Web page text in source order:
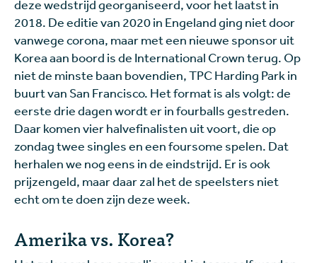
deze wedstrijd georganiseerd, voor het laatst in
2018. De editie van 2020 in Engeland ging niet door
vanwege corona, maar met een nieuwe sponsor uit
Korea aan boord is de International Crown terug. Op
niet de minste baan bovendien, TPC Harding Park in
buurt van San Francisco. Het format is als volgt: de
eerste drie dagen wordt er in fourballs gestreden.
Daar komen vier halvefinalisten uit voort, die op
zondag twee singles en een foursome spelen. Dat
herhalen we nog eens in de eindstrijd. Er is ook
prijzengeld, maar daar zal het de speelsters niet
echt om te doen zijn deze week.
Amerika vs. Korea?